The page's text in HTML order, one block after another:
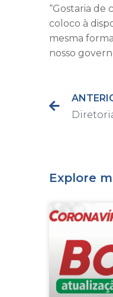
“Gostaria
coloco à
mesma
nosso
Explore